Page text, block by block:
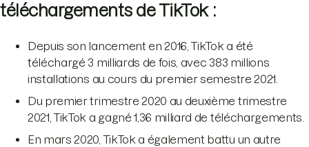
téléchargements de TikTok :
Depuis son lancement en 2016, TikTok a été
téléchargé 3 milliards de fois, avec 383 millions
installations au cours du premier semestre 2021.
Du premier trimestre 2020 au deuxième trimestre
2021, TikTok a gagné 1,36 milliard de téléchargements.
En mars 2020, TikTok a également battu un autre